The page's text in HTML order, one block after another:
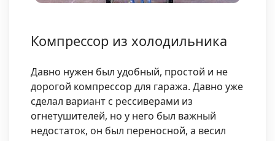
Компрессор из холодильника
Давно нужен был удобный, простой и не
дорогой компрессор для гаража. Давно уже
сделал вариант с рессиверами из
огнетушителей, но у него был важный
недостаток, он был переносной, а весил